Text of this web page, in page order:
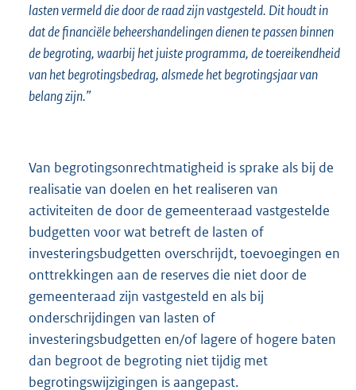
lasten vermeld die door de raad zijn vastgesteld. Dit houdt in
dat de financiële beheershandelingen dienen te passen binnen
de begroting, waarbij het juiste programma, de toereikendheid
van het begrotingsbedrag, alsmede het begrotingsjaar van
belang zijn.”
Van begrotingsonrechtmatigheid is sprake als bij de
realisatie van doelen en het realiseren van
activiteiten de door de gemeenteraad vastgestelde
budgetten voor wat betreft de lasten of
investeringsbudgetten overschrijdt, toevoegingen en
onttrekkingen aan de reserves die niet door de
gemeenteraad zijn vastgesteld en als bij
onderschrijdingen van lasten of
investeringsbudgetten en/of lagere of hogere baten
dan begroot de begroting niet tijdig met
begrotingswijzigingen is aangepast.